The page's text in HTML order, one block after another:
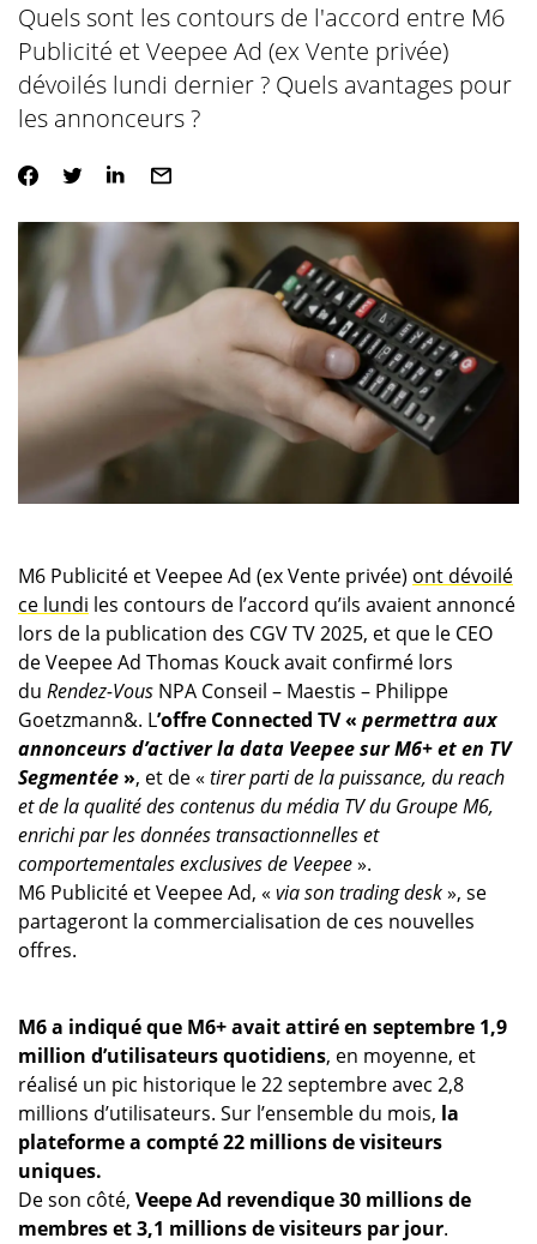
Quels sont les contours de l'accord entre M6
Publicité et Veepee Ad (ex Vente privée)
dévoilés lundi dernier ? Quels avantages pour
les annonceurs ?
M6 Publicité et Veepee Ad (ex Vente privée) ont dévoilé
ce lundi les contours de l’accord qu’ils avaient annoncé
lors de la publication des CGV TV 2025, et que le CEO
de Veepee Ad Thomas Kouck avait confirmé lors
du Rendez-VousNPA Conseil – Maestis – Philippe
Goetzmann&. L’offre Connected TV « permettra aux
annonceurs d’activer la data Veepee sur M6+ et en TV
Segmentée», et de « tirer parti de la puissance, du reach
et de la qualité des contenus du média TV du Groupe M6,
enrichi par les données transactionnelles et
comportementales exclusives de Veepee».
M6 Publicité et Veepee Ad, « via son trading desk», se
partageront la commercialisation de ces nouvelles
offres.
M6 a indiqué que M6+ avait attiré en septembre 1,9
million d’utilisateurs quotidiens, en moyenne, et
réalisé un pic historique le 22 septembre avec 2,8
millions d’utilisateurs. Sur l’ensemble du mois, la
plateforme a compté 22 millions de visiteurs
uniques.
De son côté, Veepe Ad revendique 30 millions de
membres et 3,1 millions de visiteurs par jour.